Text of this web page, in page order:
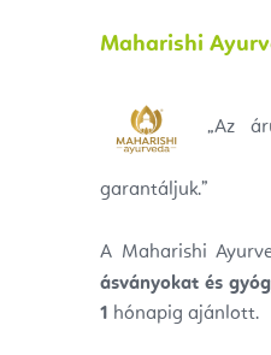
Maharishi
„Az
garantáljuk.”
A Maharishi
ásványokat és
1 hónapig ajánlott.